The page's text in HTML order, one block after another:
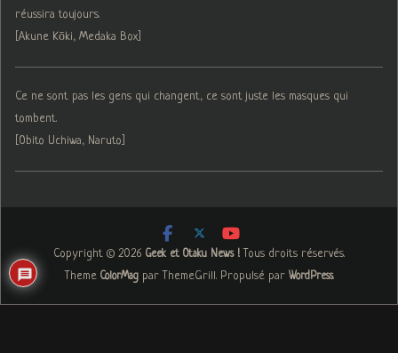
réussira toujours.
[Akune Kōki, Medaka Box]
Ce ne sont pas les gens qui changent, ce sont juste les masques qui
tombent.
[Obito Uchiwa, Naruto]
Copyright © 2026 Geek et Otaku News !. Tous droits réservés.
Theme ColorMagpar ThemeGrill. Propulsé par WordPress.